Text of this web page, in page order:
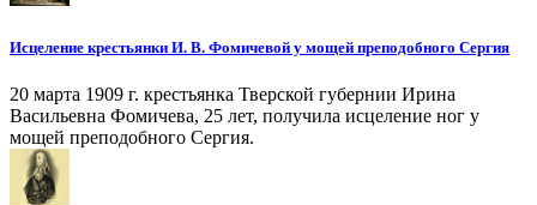
Исцеление крестьянки И. В. Фомичевой у мощей преподобного Сергия
20 марта 1909 г. крестьянка Тверской губернии Ирина
Васильевна Фомичева, 25 лет, получила исцеление ног у
мощей преподобного Сергия.